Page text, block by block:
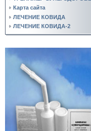
Карта сайта
ЛЕЧЕНИЕ КОВИДА
ЛЕЧЕНИЕ КОВИДА-2